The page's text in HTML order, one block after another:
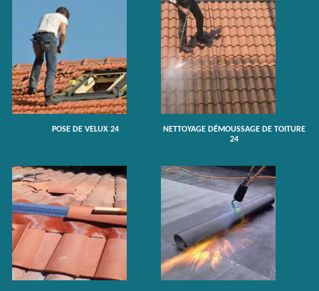
POSE DE VELUX 24
NETTOYAGE DÉMOUSSAGE DE TOITURE
24